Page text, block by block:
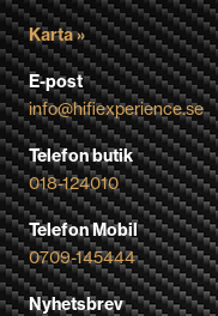
Karta »
E-post
info@hifiexperience.se
Telefon butik
018-124010
Telefon Mobil
0709-145444
Nyhetsbrev